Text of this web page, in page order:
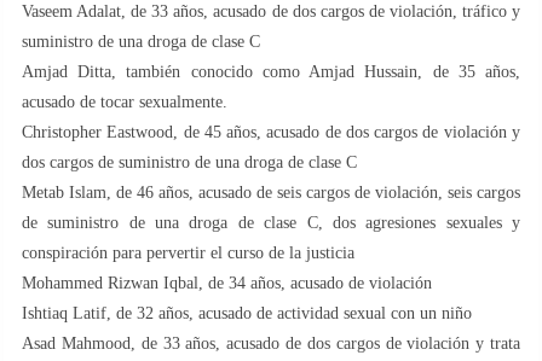
Vaseem Adalat, de 33 años, acusado de dos cargos de violación, tráfico y
suministro de una droga de clase C
Amjad Ditta, también conocido como Amjad Hussain, de 35 años,
acusado de tocar sexualmente.
Christopher Eastwood, de 45 años, acusado de dos cargos de violación y
dos cargos de suministro de una droga de clase C
Metab Islam, de 46 años, acusado de seis cargos de violación, seis cargos
de suministro de una droga de clase C, dos agresiones sexuales y
conspiración para pervertir el curso de la justicia
Mohammed Rizwan Iqbal, de 34 años, acusado de violación
Ishtiaq Latif, de 32 años, acusado de actividad sexual con un niño
Asad Mahmood, de 33 años, acusado de dos cargos de violación y trata